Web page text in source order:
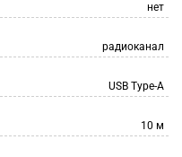
нет
радиоканал
USB Type-A
10 м